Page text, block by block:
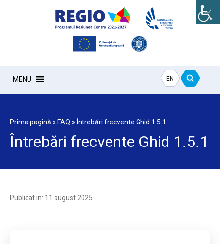
MENU EN
Prima pagină » FAQ » Întrebări frecvente Ghid 1.5.1
Întrebări frecvente Ghid 1.5.1
Publicat in: 11 august 2025